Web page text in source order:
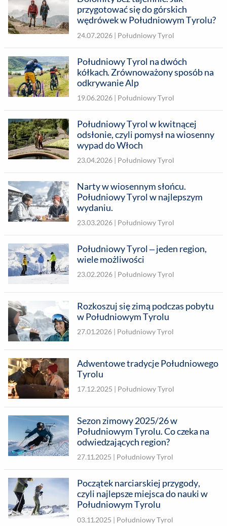
przygotować się do górskich
wędrówek w Południowym Tyrolu?
24.07.2026 | Południowy Tyrol
Południowy Tyrol na dwóch
kółkach. Zrównoważony sposób na
odkrywanie Alp
19.06.2026 | Południowy Tyrol
Południowy Tyrol w kwitnącej
odsłonie, czyli pomysł na wiosenny
wypad do Włoch
23.04.2026 | Południowy Tyrol
Narty w wiosennym słońcu.
Południowy Tyrol w najlepszym
wydaniu.
23.03.2026 | Południowy Tyrol
Południowy Tyrol – jeden region,
wiele możliwości
23.02.2026 | Południowy Tyrol
Rozkoszuj się zimą podczas pobytu
w Południowym Tyrolu
27.01.2026 | Południowy Tyrol
Adwentowe tradycje Południowego
Tyrolu
17.12.2025 | Południowy Tyrol
Sezon zimowy 2025/26 w
Południowym Tyrolu. Co czeka na
odwiedzających region?
27.11.2025 | Południowy Tyrol
Początek narciarskiej przygody,
czyli najlepsze miejsca do nauki w
Południowym Tyrolu
03.11.2025 | Południowy Tyrol